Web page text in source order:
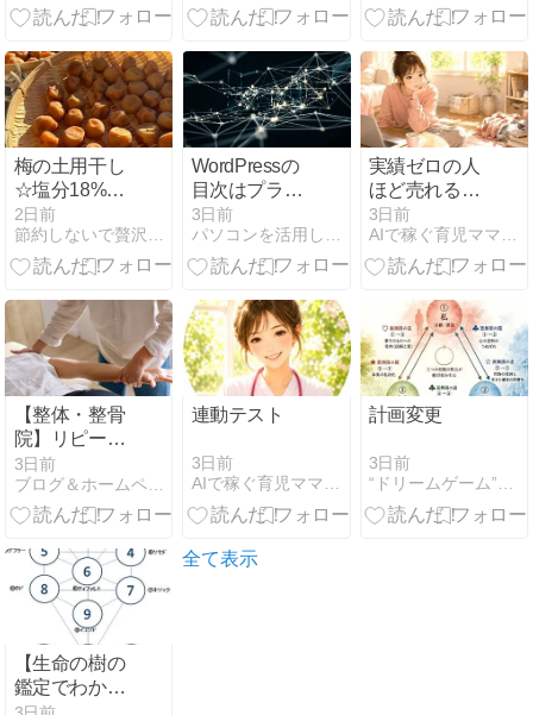
ドオーシャン
市場選択の極
意
や安全な稼ぎ
解説
る世界のお金
梅の土用干し
☆塩分18%の
梅 2キロを干
して、紫蘇漬
けにしまし
2026）
2日前
節約しないで贅沢するために！
WordPressの
目次はプラグ
インで入れ
る？3つの方
法と選び方
3日前
パソコンを活用して生計を立てている情報をシェア＠よぴ
実績ゼロの人
ほど売れる
noteを書ける
禁断法
3日前
AIで稼ぐ育児ママの在宅起業術
【整体・整骨
院】リピート
率が上がるホ
ームページの
作り方！初回
継続通院され
る4大要素
3日前
ブログ＆ホームページ活用術
連動テスト
3日前
計画変更
3日前
【生命の樹の
鑑定でわかる
こと】シリー
全て表示